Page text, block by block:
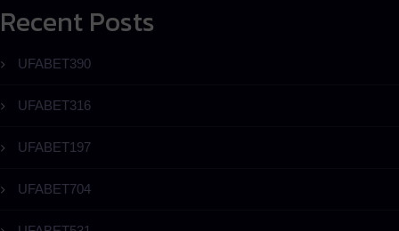
Recent Posts
UFABET390
UFABET316
UFABET197
UFABET704